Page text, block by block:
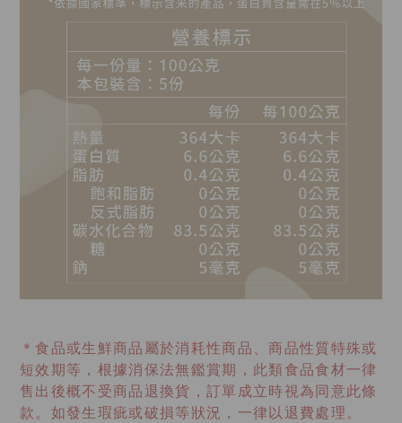
＊食品或生鮮商品屬於消耗性商品、商品性質特殊或
短效期等，根據消保法無鑑賞期，此類食品食材一律
售出後概不受商品退換貨，訂單成立時視為同意此條
款。如發生瑕疵或破損等狀況，一律以退費處理。